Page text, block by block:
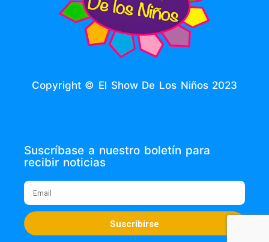
Copyright © El Show De Los Niños 2023
Suscríbase a nuestro boletín para
recibir noticias
Suscribirse